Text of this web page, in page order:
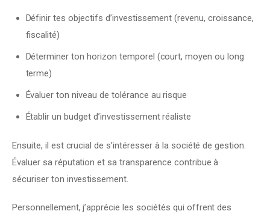
Définir tes objectifs d’investissement (revenu, croissance,
fiscalité)
Déterminer ton horizon temporel (court, moyen ou long
terme)
Évaluer ton niveau de tolérance au risque
Établir un budget d’investissement réaliste
Ensuite, il est crucial de s’intéresser à la société de gestion.
Évaluer sa réputation et sa transparence contribue à
sécuriser ton investissement.
Personnellement, j’apprécie les sociétés qui offrent des